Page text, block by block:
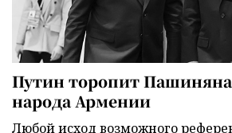
Путин торопит Пашиняна
народа Армении
Любой исход возможного